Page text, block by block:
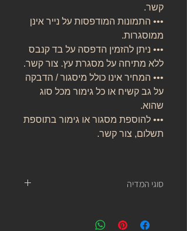
קשר.
••• התמונות המודפסות על נייר אינן
ממוסגרות.
••• ניתן להזמין הדפסה על בד קנבס
ללא מתיחה על מסגרת עץ. צור קשר.
••• המחיר אינו כולל מיסגור / הדבקה
על גב קשיח או כל גימור מכל סוג
שהוא.
••• להוספת מסגור או גימור בתוספת
תשלום, צור קשר.
סוגי המדיה